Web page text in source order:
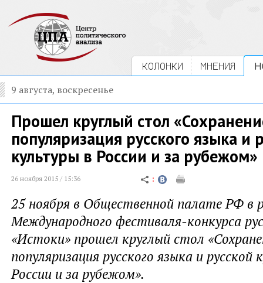
КОЛОНКИ МНЕНИЯ
9 августа, воскресенье
Прошел круглый стол
популяризация русского языка и
культуры в России и за рубежом»
26 ноября 2015 / 15:36
25 ноября в Общественной палате РФ в
Международного фестиваля-конкурса
«Истоки» прошел круглый стол
популяризация русского языка и русской
России и за рубежом».